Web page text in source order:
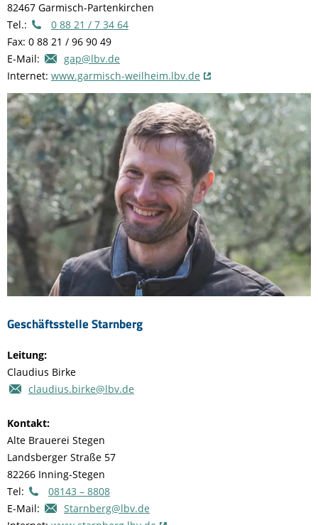
82467 Garmisch-Partenkirchen
Tel.:
0 88 21 / 7 34 64
Fax: 0 88 21 / 96 90 49
E-Mail:
gap@lbv.de
Internet: www.garmisch-weilheim.lbv.de
Geschäftsstelle Starnberg
Leitung:
Claudius Birke
claudius.birke@lbv.de
Kontakt:
Alte Brauerei Stegen
Landsberger Straße 57
82266 Inning-Stegen
Tel:
08143 – 8808
E-Mail:
Starnberg@lbv.de